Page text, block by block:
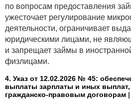
по вопросам предоставления
ужесточает регулирование
деятельности, ограничивает
юридическими лицами, не
и запрещает займы в
физлицами.
4. Указ от 12.02.2026 № 45:
выплаты зарплаты и иных выплат,
гражданско-правовым договорам |